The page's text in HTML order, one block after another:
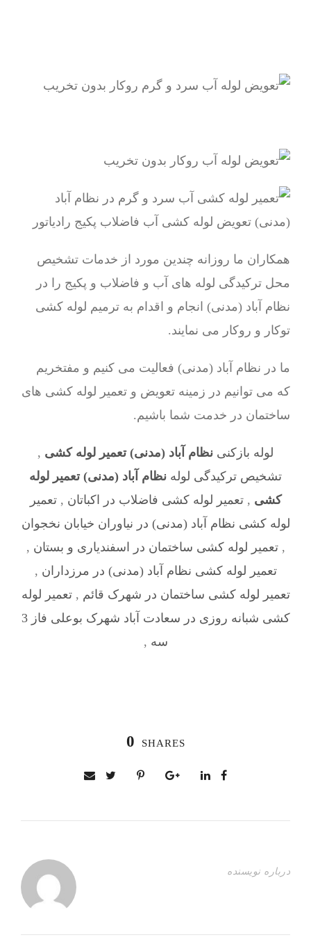
همکاران ما روزانه چندین مورد از خدمات تشخیص
محل ترکیدگی لوله های آب و فاضلاب و پکیج را در
نظام آباد (مدنی) انجام و اقدام به ترمیم لوله کشی
توکار و روکار می نمایند.
ما در نظام آباد (مدنی) فعالیت می کنیم و مفتخریم
که می توانیم در زمینه تعویض و تعمیر لوله کشی های
ساختمان در خدمت شما باشیم.
لوله بازکنی نظام آباد (مدنی) تعمیر لوله کشی ,
تشخیص ترکیدگی لوله نظام آباد (مدنی) تعمیر لوله
کشی ,تعمیر لوله کشی فاضلاب در اکباتان ,تعمیر
لوله کشی نظام آباد (مدنی) در نیاوران خیابان نخجوان
,تعمیر لوله کشی ساختمان در اسفندیاری و بستان ,
تعمیر لوله کشی نظام آباد (مدنی) در مرزداران ,
تعمیر لوله کشی ساختمان در شهرک قائم ,تعمیر لوله
کشی شبانه روزی در سعادت آباد شهرک بوعلی فاز 3
سه ,
0 SHARES
درباره نویسنده